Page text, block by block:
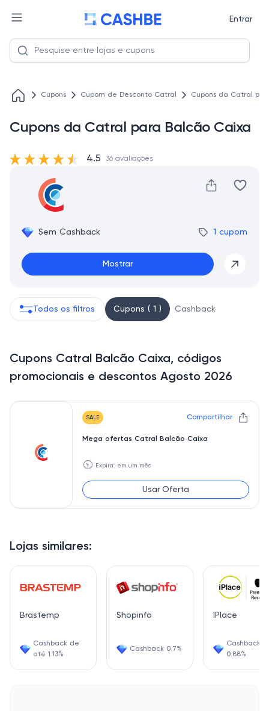
Entrar
Cupons Cupom de Desconto Catral Cupons da Catral
Cupons da Catral para Balcão Caixa
Sem Cashback 1 cupom
Mostrar
4.5 36 avaliações
Lojas similares:
Brastemp
Cashback de
até 1.13%
Shopinfo
Cashback 0.7%
IPlace
Cashback
0.88%
Todos os filtros Cupons ( 1 ) Cashback
Cupons Catral Balcão Caixa, códigos
promocionais e descontos Agosto 2026
SALE Compartilhar
Mega ofertas Catral Balcão Caixa
🕥 Expira: em um mês
Usar Oferta